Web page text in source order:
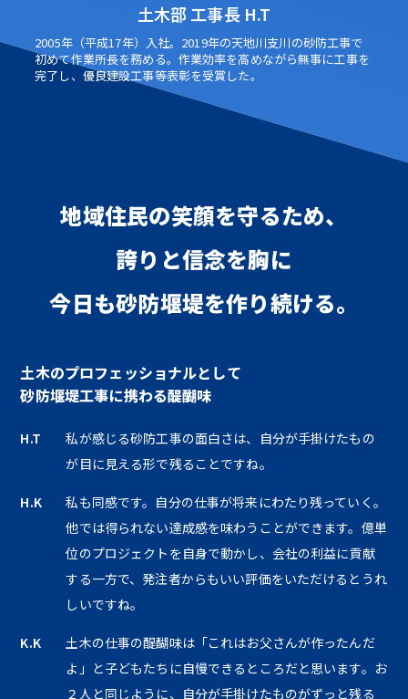
土木部 工事長 H.T
2005年（平成17年）入社。2019年の天地川支川の砂防工事で
初めて作業所長を務める。作業効率を高めながら無事に工事を
完了し、優良建設工事等表彰を受賞した。
地域住民の笑顔を守るため、
誇りと信念を胸に
今日も砂防堰堤を作り続ける。
土木のプロフェッショナルとして
砂防堰堤工事に携わる醍醐味
H.T
私が感じる砂防工事の面白さは、自分が手掛けたもの
が目に見える形で残ることですね。
H.K
私も同感です。自分の仕事が将来にわたり残っていく。
他では得られない達成感を味わうことができます。億単
位のプロジェクトを自身で動かし、会社の利益に貢献
する一方で、発注者からもいい評価をいただけるとうれ
しいですね。
K.K
土木の仕事の醍醐味は「これはお父さんが作ったんだ
よ」と子どもたちに自慢できるところだと思います。お
２人と同じように、自分が手掛けたものがずっと残る